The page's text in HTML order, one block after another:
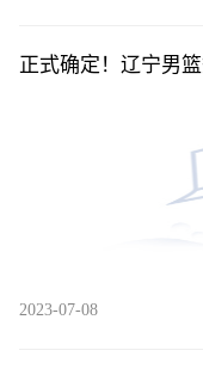
正式确定！辽宁男
2023-07-08